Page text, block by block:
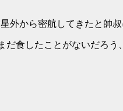
してきたと帥叔に
ことがないだろう、